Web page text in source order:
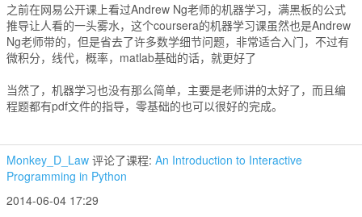
之前在网易公开课上看过Andrew Ng老师的机器学习，满黑板的公式
推导让人看的一头雾水，这个coursera的机器学习课虽然也是Andrew
Ng老师带的，但是省去了许多数学细节问题，非常适合入门，不过有
微积分，线代，概率，matlab基础的话，就更好了
当然了，机器学习也没有那么简单，主要是老师讲的太好了，而且编
程题都有pdf文件的指导，零基础的也可以很好的完成。
Monkey_D_Law 评论了课程: An Introduction to Interactive
Programming in Python
2014-06-04 17:29